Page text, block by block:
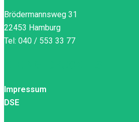
Brödermannsweg 31
22453 Hamburg
Tel: 040 / 553 33 77
Impressum
DSE